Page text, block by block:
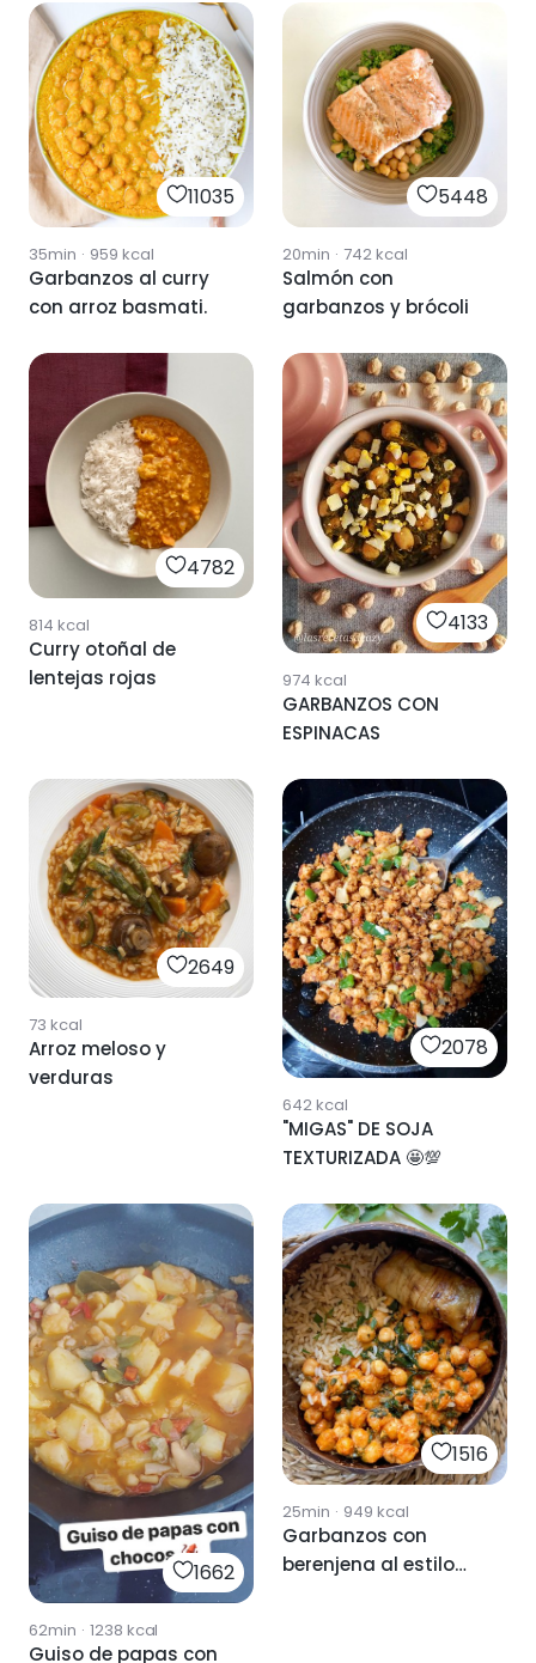
11035
35min · 959 kcal
Garbanzos al curry
con arroz basmati.
5448
20min · 742kcal
Salmón con
garbanzos y brócoli
4782
814 kcal
Curry otoñal de
lentejas rojas
4133
974 kcal
GARBANZOS CON
ESPINACAS
2649
73 kcal
Arroz meloso y
verduras
2078
642kcal
"MIGAS" DE SOJA
TEXTURIZADA 🤩💯
1662
62min · 1238 kcal
Guiso de papas con
1516
25min · 949 kcal
Garbanzos con
berenjena al estilo